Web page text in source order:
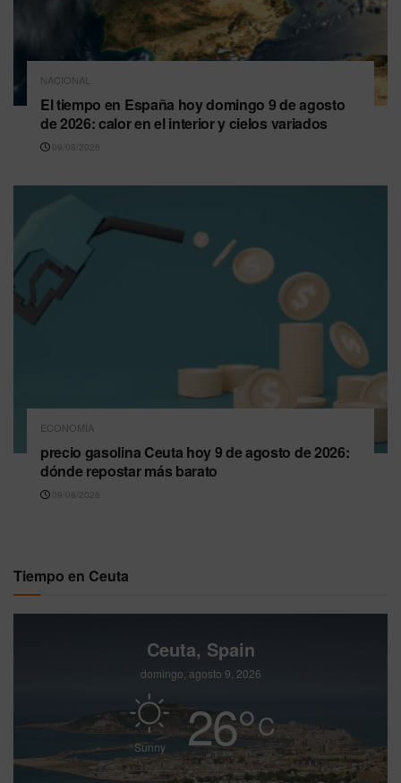
NACIONAL
El tiempo en España hoy domingo 9 de agosto
de 2026: calor en el interior y cielos variados
09/08/2026
ECONOMÍA
precio gasolina Ceuta hoy 9 de agosto de 2026:
dónde repostar más barato
09/08/2026
Tiempo en Ceuta
Ceuta, Spain
domingo, agosto 9, 2026
Sunny 26°C